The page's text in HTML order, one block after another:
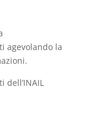
agevolando la